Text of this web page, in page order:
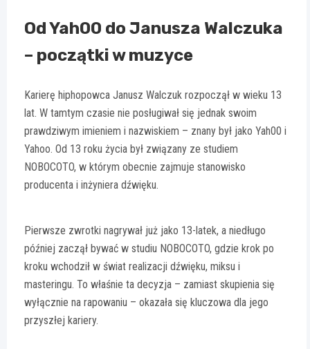
Od Yah00 do Janusza Walczuka
– początki w muzyce
Karierę hiphopowca Janusz Walczuk rozpoczął w wieku 13
lat. W tamtym czasie nie posługiwał się jednak swoim
prawdziwym imieniem i nazwiskiem – znany był jako Yah00 i
Yahoo. Od 13 roku życia był związany ze studiem
NOBOCOTO, w którym obecnie zajmuje stanowisko
producenta i inżyniera dźwięku.
Pierwsze zwrotki nagrywał już jako 13-latek, a niedługo
później zaczął bywać w studiu NOBOCOTO, gdzie krok po
kroku wchodził w świat realizacji dźwięku, miksu i
masteringu. To właśnie ta decyzja – zamiast skupienia się
wyłącznie na rapowaniu – okazała się kluczowa dla jego
przyszłej kariery.